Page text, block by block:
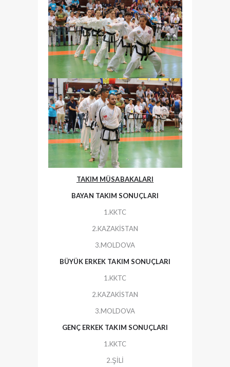
TAKIM MÜSABAKALARI
BAYAN TAKIM SONUÇLARI
1.KKTC
2.KAZAKİSTAN
3.MOLDOVA
BÜYÜK ERKEK TAKIM SONUÇLARI
1.KKTC
2.KAZAKİSTAN
3.MOLDOVA
GENÇ ERKEK TAKIM SONUÇLARI
1.KKTC
2.ŞİLİ